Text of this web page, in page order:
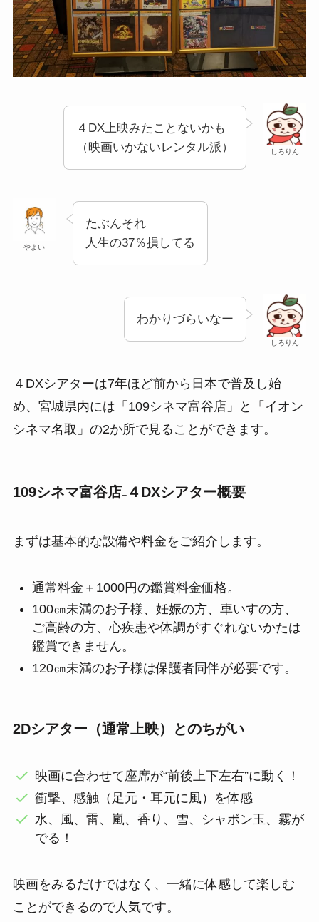
しろりん
４DX上映みたことないかも
（映画いかないレンタル派）
やよい
たぶんそれ
人生の37％損してる
しろりん
わかりづらいなー
４DXシアターは7年ほど前から日本で普及し始
め、宮城県内には「109シネマ富谷店」と「イオン
シネマ名取」の2か所で見ることができます。
109シネマ富谷店₋４DXシアター概要
まずは基本的な設備や料金をご紹介します。
通常料金＋1000円の鑑賞料金価格。
100㎝未満のお子様、妊娠の方、車いすの方、
ご高齢の方、心疾患や体調がすぐれないかたは
鑑賞できません。
120㎝未満のお子様は保護者同伴が必要です。
2Dシアター（通常上映）とのちがい
映画に合わせて座席が“前後上下左右”に動く！
衝撃、感触（足元・耳元に風）を体感
水、風、雷、嵐、香り、雪、シャボン玉、霧が
でる！
映画をみるだけではなく、一緒に体感して楽しむ
ことができるので人気です。